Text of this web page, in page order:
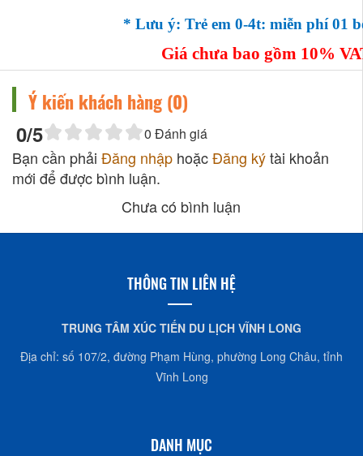
* Lưu ý: Trẻ em 0-4t: miễn phí 01
Giá chưa bao gồm 10%
Ý kiến khách hàng (0)
0/5 0 Đánh giá
Bạn cần phải Đăng nhập hoặcĐăng kýtài khoản
mới để được bình luận.
Chưa có bình luận
THÔNG TIN LIÊN HỆ
TRUNG TÂM XÚC TIẾN DU LỊCH VĨNH LONG
Địa chỉ: số 107/2, đường Phạm Hùng, phường Long Châu, tỉnh
Vĩnh Long
DANH MỤC